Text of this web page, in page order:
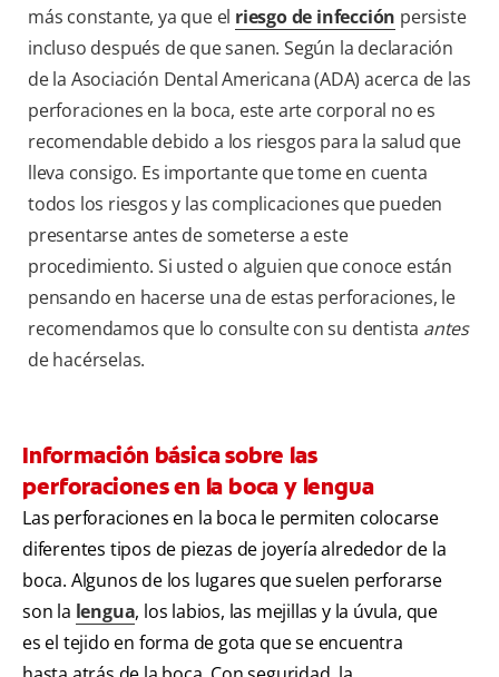
más constante, ya que el riesgo de infección persiste
incluso después de que sanen. Según la declaración
de la Asociación Dental Americana (ADA) acerca de las
perforaciones en la boca, este arte corporal no es
recomendable debido a los riesgos para la salud que
lleva consigo. Es importante que tome en cuenta
todos los riesgos y las complicaciones que pueden
presentarse antes de someterse a este
procedimiento. Si usted o alguien que conoce están
pensando en hacerse una de estas perforaciones, le
recomendamos que lo consulte con su dentista antes
de hacérselas.
Información básica sobre las
perforaciones en la boca y lengua
Las perforaciones en la boca le permiten colocarse
diferentes tipos de piezas de joyería alrededor de la
boca. Algunos de los lugares que suelen perforarse
son la lengua, los labios, las mejillas y la úvula, que
es el tejido en forma de gota que se encuentra